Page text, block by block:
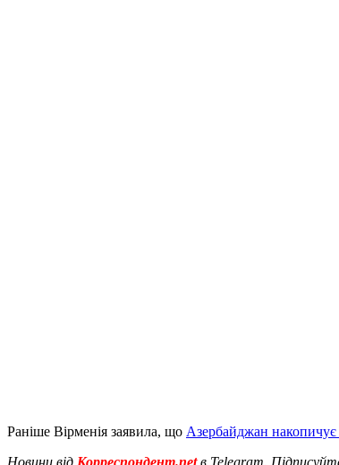
Раніше Вірменія заявила, що Азербайджан накопичує
Новини від Корреспондент.netв Telegram.